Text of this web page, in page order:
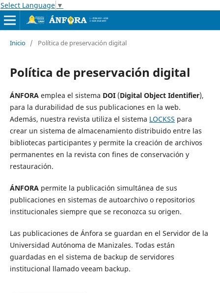
Select Language ▼
Inicio / Política de preservación digital
Política de preservación digital
ÁNFORAemplea el sistema DOI(Digital Object Identifier),
para la durabilidad de sus publicaciones en la web.
Además, nuestra revista utiliza el sistema LOCKSS para
crear un sistema de almacenamiento distribuido entre las
bibliotecas participantes y permite la creación de archivos
permanentes en la revista con fines de conservación y
restauración.
ÁNFORApermite la publicación simultánea de sus
publicaciones en sistemas de autoarchivo o repositorios
institucionales siempre que se reconozca su origen.
Las publicaciones de Ánfora se guardan en el Servidor de la
Universidad Autónoma de Manizales. Todas están
guardadas en el sistema de backup de servidores
institucional llamado veeam backup.